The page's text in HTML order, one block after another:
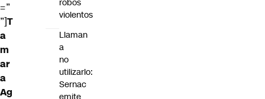
=”
”]T
a
m
ar
a
Ag
robos
violentos
Llaman
a
no
utilizarlo:
Sernac
emite